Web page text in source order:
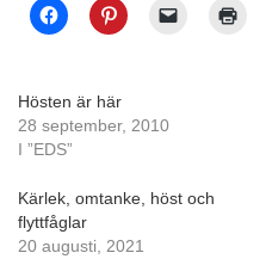
Hösten är här
28 september, 2010
I ”EDS”
Kärlek, omtanke, höst och
flyttfåglar
20 augusti, 2021